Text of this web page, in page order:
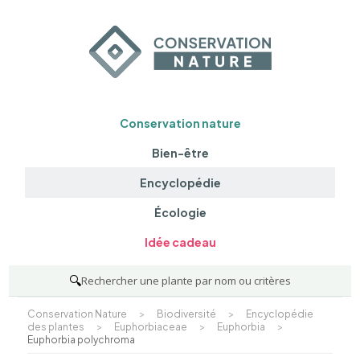
Conservation nature
Bien-être
Encyclopédie
Écologie
Idée cadeau
🔍Rechercher une plante par nom ou critères
Conservation Nature > Biodiversité >
Encyclopédie
des plantes
> Euphorbiaceae > Euphorbia
>
Euphorbia polychroma